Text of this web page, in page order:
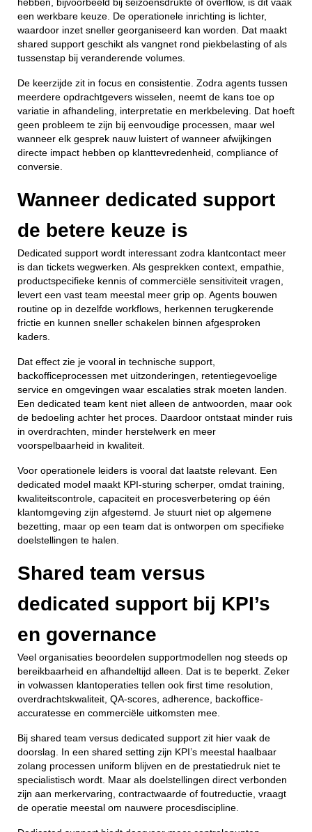
een werkbare keuze. De operationele inrichting is lichter,
waardoor inzet sneller georganiseerd kan worden. Dat maakt
shared support geschikt als vangnet rond piekbelasting of als
tussenstap bij veranderende volumes.
De keerzijde zit in focus en consistentie. Zodra agents tussen
meerdere opdrachtgevers wisselen, neemt de kans toe op
variatie in afhandeling, interpretatie en merkbeleving. Dat hoeft
geen probleem te zijn bij eenvoudige processen, maar wel
wanneer elk gesprek nauw luistert of wanneer afwijkingen
directe impact hebben op klanttevredenheid, compliance of
conversie.
Wanneer dedicated support
de betere keuze is
Dedicated support wordt interessant zodra klantcontact meer
is dan tickets wegwerken. Als gesprekken context, empathie,
productspecifieke kennis of commerciële sensitiviteit vragen,
levert een vast team meestal meer grip op. Agents bouwen
routine op in dezelfde workflows, herkennen terugkerende
frictie en kunnen sneller schakelen binnen afgesproken
kaders.
Dat effect zie je vooral in technische support,
backofficeprocessen met uitzonderingen, retentiegevoelige
service en omgevingen waar escalaties strak moeten landen.
Een dedicated team kent niet alleen de antwoorden, maar ook
de bedoeling achter het proces. Daardoor ontstaat minder ruis
in overdrachten, minder herstelwerk en meer
voorspelbaarheid in kwaliteit.
Voor operationele leiders is vooral dat laatste relevant. Een
dedicated model maakt KPI-sturing scherper, omdat training,
kwaliteitscontrole, capaciteit en procesverbetering op één
klantomgeving zijn afgestemd. Je stuurt niet op algemene
bezetting, maar op een team dat is ontworpen om specifieke
doelstellingen te halen.
Shared team versus
dedicated support bij KPI’s
en governance
Veel organisaties beoordelen supportmodellen nog steeds op
bereikbaarheid en afhandeltijd alleen. Dat is te beperkt. Zeker
in volwassen klantoperaties tellen ook first time resolution,
overdrachtskwaliteit, QA-scores, adherence, backoffice-
accuratesse en commerciële uitkomsten mee.
Bij shared team versus dedicated support zit hier vaak de
doorslag. In een shared setting zijn KPI’s meestal haalbaar
zolang processen uniform blijven en de prestatiedruk niet te
specialistisch wordt. Maar als doelstellingen direct verbonden
zijn aan merkervaring, contractwaarde of foutreductie, vraagt
de operatie meestal om nauwere procesdiscipline.